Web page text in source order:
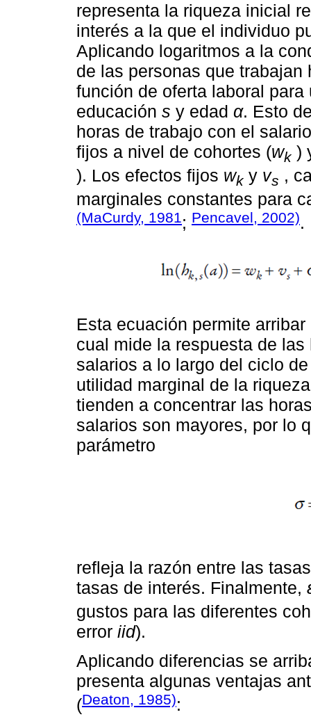
representa la riqueza inicial
interés a la que el individuo
Aplicando logaritmos a la
de las personas que
función de oferta laboral
educación s y edad α. Esto
horas de trabajo con el
fijos a nivel de cohortes (wk )
). Los efectos fijos wk y vs ,
marginales constantes para
(MaCurdy, 1981; Pencavel, 2002).
Esta ecuación permite
cual mide la respuesta de
salarios a lo largo del ciclo
utilidad marginal de la
tienden a concentrar las
salarios son mayores, por lo
parámetro
refleja la razón entre las
tasas de interés. Finalmente,
gustos para las diferentes
error iid).
Aplicando diferencias se
presenta algunas ventajas
(Deaton, 1985):